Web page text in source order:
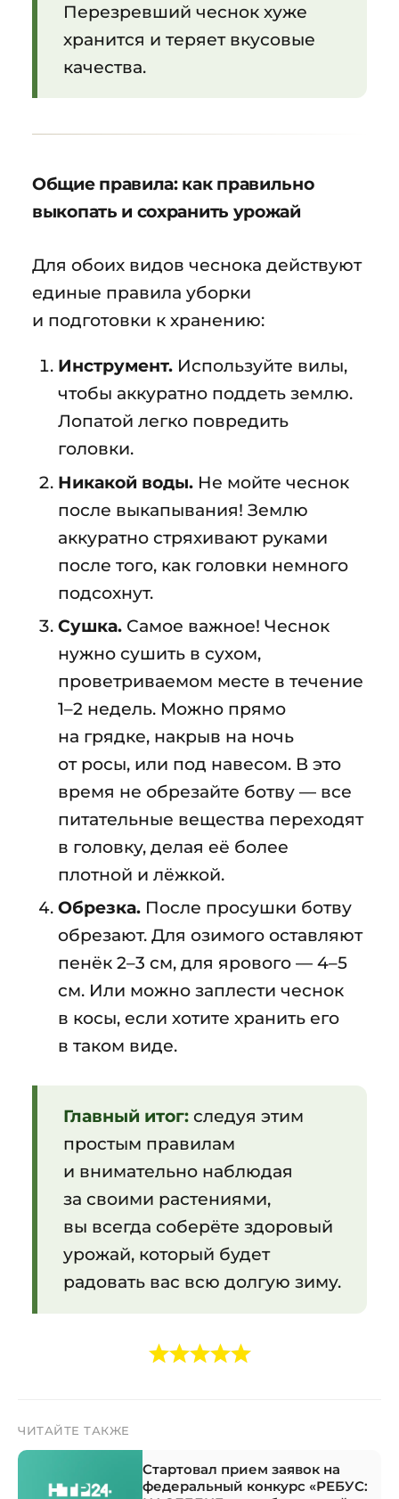
Перезревший чеснок хуже
хранится и теряет вкусовые
качества.
Общие правила: как правильно
выкопать и сохранить урожай
Для обоих видов чеснока действуют
единые правила уборки
и подготовки к хранению:
Инструмент.Используйте вилы,
чтобы аккуратно поддеть землю.
Лопатой легко повредить
головки.
Никакой воды.Не мойте чеснок
после выкапывания! Землю
аккуратно стряхивают руками
после того, как головки немного
подсохнут.
Сушка.Самое важное! Чеснок
нужно сушить в сухом,
проветриваемом месте в течение
1–2 недель. Можно прямо
на грядке, накрыв на ночь
от росы, или под навесом. В это
время не обрезайте ботву — все
питательные вещества переходят
в головку, делая её более
плотной и лёжкой.
Обрезка.После просушки ботву
обрезают. Для озимого оставляют
пенёк 2–3 см, для ярового — 4–5
см. Или можно заплести чеснок
в косы, если хотите хранить его
в таком виде.
Главный итог:следуя этим
простым правилам
и внимательно наблюдая
за своими растениями,
вы всегда соберёте здоровый
урожай, который будет
радовать вас всю долгую зиму.
ЧИТАЙТЕ ТАКЖЕ
Стартовал прием заявок на
федеральный конкурс «РЕБУС: